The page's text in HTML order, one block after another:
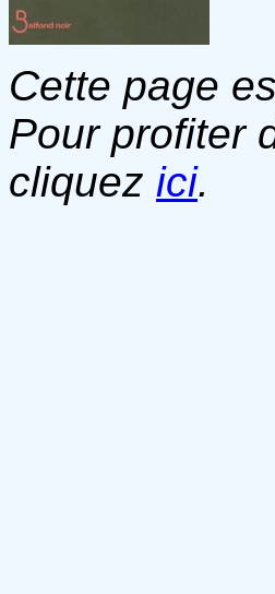
Cette page
Pour profiter
cliquez ici.